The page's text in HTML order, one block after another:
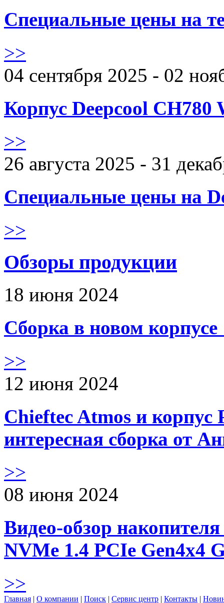
Специальные цены на
>>
04 сентября 2025 - 02
Корпус Deepcool CH780
>>
26 августа 2025 - 31
Специальные цены на
>>
Обзоры продукции
18 июня 2024
Сборка в новом
>>
12 июня 2024
Chieftec Atmos и корпус
интересная сборка от
>>
08 июня 2024
Видео-обзор
NVMe 1.4 PCIe Gen4х4
>>
Главная | О компании | Поиск | Сервис центр | Контакты |